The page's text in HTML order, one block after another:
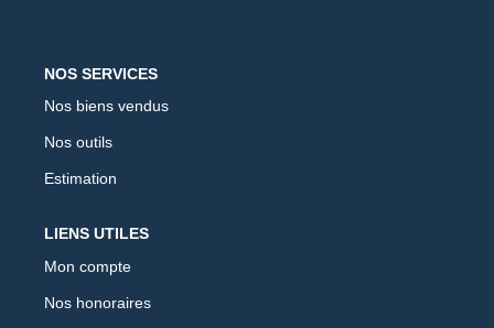
NOS SERVICES
Nos biens vendus
Nos outils
Estimation
LIENS UTILES
Mon compte
Nos honoraires